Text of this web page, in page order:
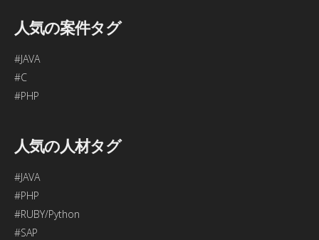
人気の案件タグ
#JAVA
#C
#PHP
人気の人材タグ
#JAVA
#PHP
#RUBY/Python
#SAP